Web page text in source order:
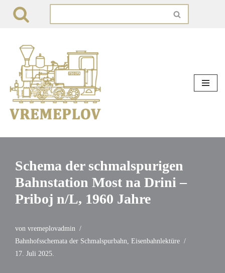
springen
Schema der schmalspurigen
Bahnstation Most na Drini –
Priboj n/L, 1960 Jahre
von vremeplovadmin
Bahnhofsschemata der Schmalspurbahn Eisenbahnlektüre
17. Juli 2025.